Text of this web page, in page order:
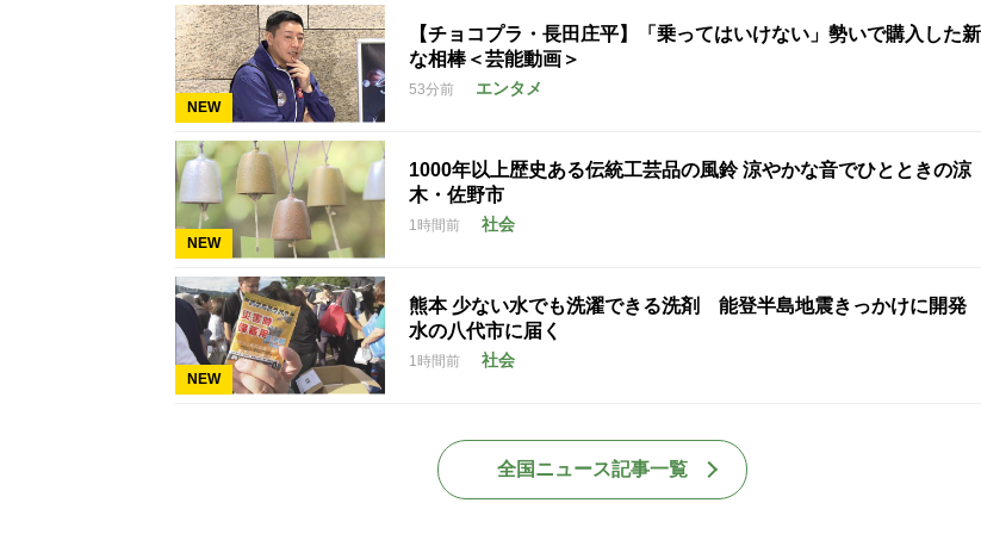
NEW
【チョコプラ・長田庄平】「乗ってはいけない」勢いで購入した
な相棒＜芸能動画＞
53分前 エンタメ
NEW
1000年以上歴史ある伝統工芸品の風鈴 涼やかな音でひとときの
木・佐野市
1時間前 社会
NEW
熊本 少ない水でも洗濯できる洗剤 能登半島地震きっかけに開
水の八代市に届く
1時間前 社会
全国ニュース記事一覧